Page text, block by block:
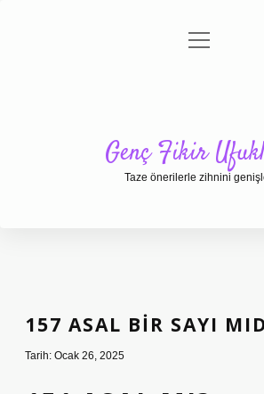
Gizlilik Politikası
menüyü
Genç Fikir
Taze önerilerle zihnini
157 ASAL BIR SAYI
Tarih: Ocak 26, 2025